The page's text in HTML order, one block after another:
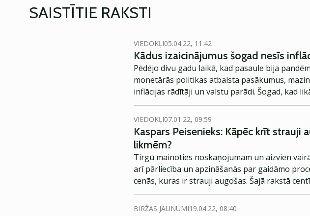
SAISTĪTIE RAKSTI
VIEDOKĻI05.04.22, 11:42
Kādus izaicinājumus šogad nesīs
Pēdējo divu gadu laikā, kad pasaule bija
monetārās politikas atbalsta pasākumus,
inflācijas rādītāji un valstu parādi. Šogad, kad
saskaramies ar kara situāciju un sankcijām,
arī vispārēju nenoteiktību.
VIEDOKĻI07.01.22, 09:59
Kaspars Peisenieks: Kāpēc krīt
likmēm?
Tirgū mainoties noskaņojumam un aizvien
arī pārliecība un apzināšanās par gaidāmo
cenās, kuras ir strauji augošas. Šajā rakstā
BIRŽAS JAUNUMI19.04.22, 08:40